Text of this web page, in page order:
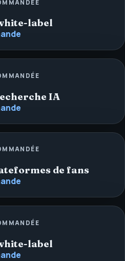
label
IA
de fans
label